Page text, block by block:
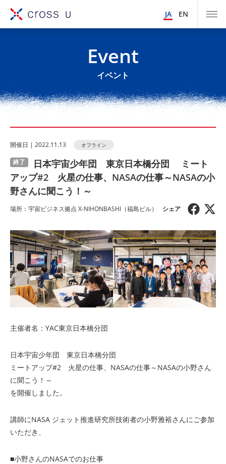
JA EN
Event
イベント
開催⽇ | 2022.11.13 オフライン
終了
日本宇宙少年団 東京日本橋分団 ミート
アップ#2 火星の仕事、NASAの仕事～NASAの小
野さんに聞こう！～
場所：宇宙ビジネス拠点 X-NIHONBASHI（福島ビル）
主催者名：YAC東京日本橋分団
日本宇宙少年団 東京日本橋分団
ミートアップ#2 火星の仕事、NASAの仕事～NASAの小野さん
に聞こう！～
を開催しました。
講師にNASA ジェット推進研究所技術者の小野雅裕さんにご参加
いただき、
■小野さんのNASAでのお仕事